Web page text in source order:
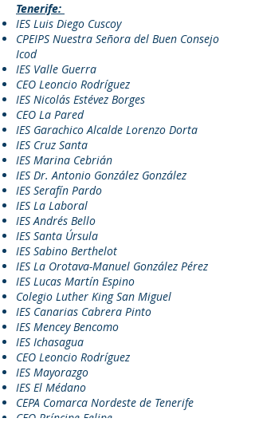
Tenerife:
IES Luis Diego Cuscoy
CPEIPS Nuestra Señora del Buen Consejo
Icod
IES Valle Guerra
CEO Leoncio Rodríguez
IES Nicolás Estévez Borges
CEO La Pared
IES Garachico Alcalde Lorenzo Dorta
IES Cruz Santa
IES Marina Cebrián
IES Dr. Antonio González González
IES Serafín Pardo
IES La Laboral
IES Andrés Bello
IES Santa Úrsula
IES Sabino Berthelot
IES La Orotava-Manuel González Pérez
IES Lucas Martín Espino
Colegio Luther King San Miguel
IES Canarias Cabrera Pinto
IES Mencey Bencomo
IES Ichasagua
CEO Leoncio Rodríguez
IES Mayorazgo
IES El Médano
CEPA Comarca Nordeste de Tenerife
CEO Príncipe Felipe